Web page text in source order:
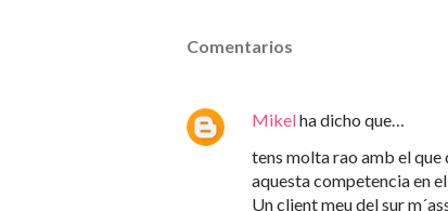
Comentarios
Mikelha dicho que…
tens molta rao amb el que
aquesta competencia en
Un client meu del sur